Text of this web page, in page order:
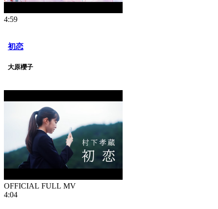
4:59
初恋
大原櫻子
OFFICIAL FULL MV
4:04